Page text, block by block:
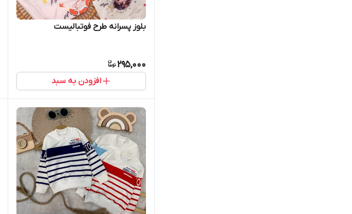
بلوز پسرانه طرح فوتبالیست
295,000
افزودن به سبد